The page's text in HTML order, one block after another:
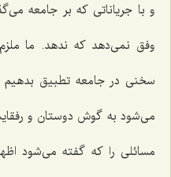
و با جریاناتی که بر جامعه
وفق نمی‌دهد که ندهد. ما
سخنی در جامعه تطبیق بدهیم
می‌شود به گوش دوستان و
مسائلی را که گفته می‌شود